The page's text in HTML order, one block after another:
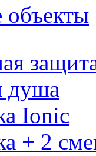
объекты
душа
Ionic
+ 2